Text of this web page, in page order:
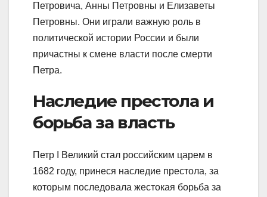
Петровича, Анны Петровны и Елизаветы
Петровны. Они играли важную роль в
политической истории России и были
причастны к смене власти после смерти
Петра.
Наследие престола и
борьба за власть
Петр I Великий стал российским царем в
1682 году, принеся наследие престола, за
которым последовала жестокая борьба за